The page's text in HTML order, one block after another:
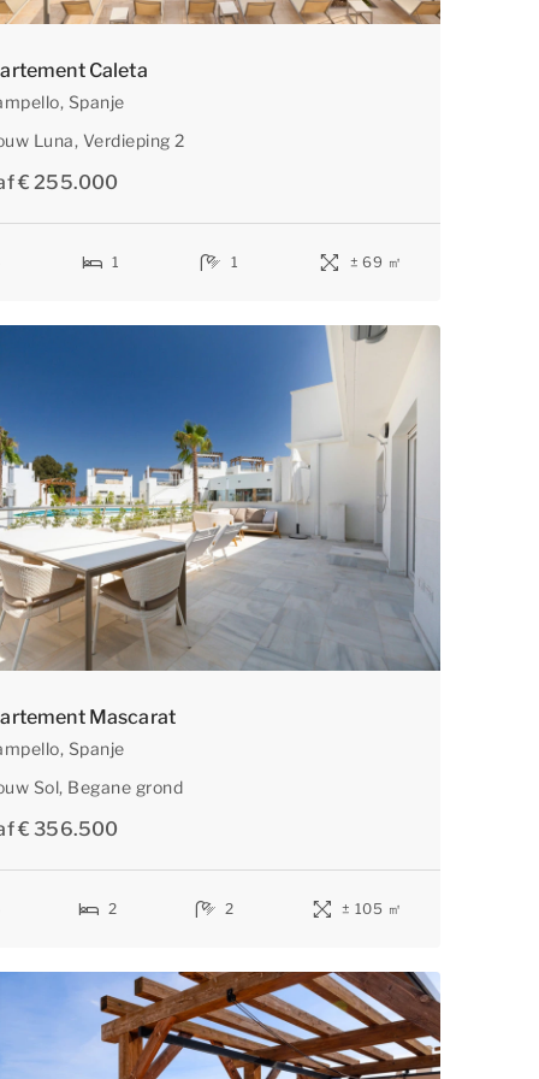
Caleta
, Spanje
Luna, Verdieping 2
€ 255.000
1 1 ± 69 ㎡
Mascarat
, Spanje
Sol, Begane grond
€ 356.500
2 2 ± 105 ㎡
bekijkt. Ze
websites
voor de
elke dag weer